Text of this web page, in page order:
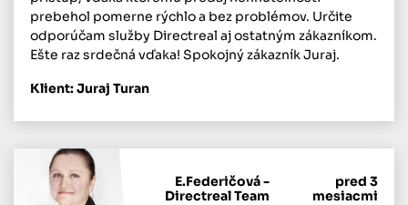
prebehol pomerne rýchlo a bez problémov. Určite
odporúčam služby Directreal aj ostatným zákazníkom.
Ešte raz srdečná vďaka! Spokojný zákazník Juraj.
Klient: Juraj Turan
E.Federičová -
Directreal Team
pred 3
mesiacmi